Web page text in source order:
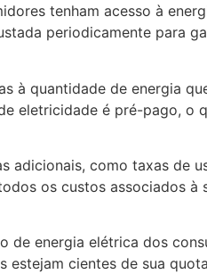
tenham acesso à
periodicamente para
à quantidade de energia
eletricidade é pré-pago, o
como taxas de
os custos associados
energia elétrica dos
cientes de sua